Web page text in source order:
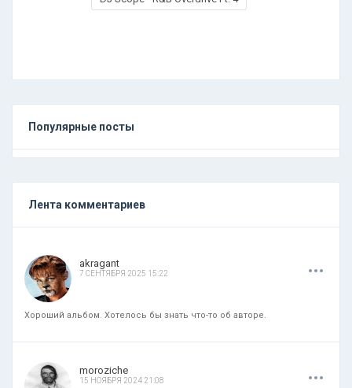
Популярные посты
Лента комментариев
akragant
7 СЕНТЯБРЯ 2025 15:22 ...
Хороший альбом. Хотелось бы знать что-то об авторе.
moroziche
15 НОЯБРЯ 2024 21:08 ...